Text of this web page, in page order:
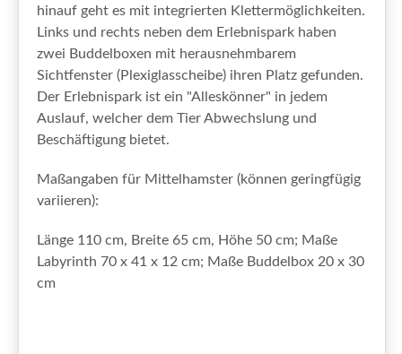
hinauf geht es mit integrierten Klettermöglichkeiten.
Links und rechts neben dem Erlebnispark haben
zwei Buddelboxen mit herausnehmbarem
Sichtfenster (Plexiglasscheibe) ihren Platz gefunden.
Der Erlebnispark ist ein "Alleskönner" in jedem
Auslauf, welcher dem Tier Abwechslung und
Beschäftigung bietet.
Maßangaben für Mittelhamster (können geringfügig
variieren):
Länge 110 cm, Breite 65 cm, Höhe 50 cm; Maße
Labyrinth 70 x 41 x 12 cm; Maße Buddelbox 20 x 30
cm